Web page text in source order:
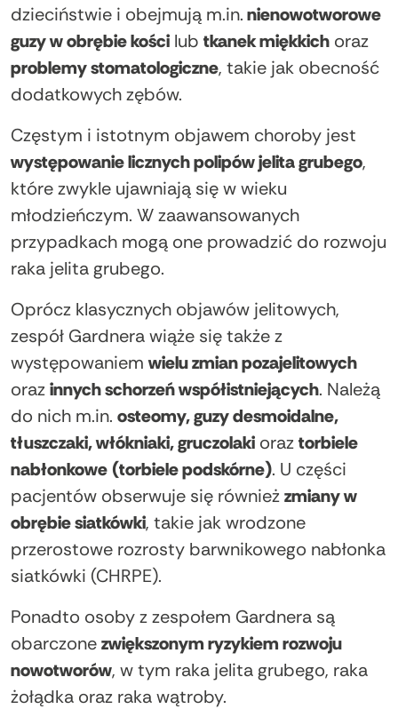
dzieciństwie i obejmują m.in.nienowotworowe
guzy w obrębie kości lub tkanek miękkich oraz
problemy stomatologiczne, takie jak obecność
dodatkowych zębów.
Częstym i istotnym objawem choroby jest
występowanie licznych polipów jelita grubego,
które zwykle ujawniają się w wieku
młodzieńczym. W zaawansowanych
przypadkach mogą one prowadzić do rozwoju
raka jelita grubego.
Oprócz klasycznych objawów jelitowych,
zespół Gardnera wiąże się także z
występowaniemwielu zmian pozajelitowych
orazinnych schorzeń współistniejących. Należą
do nich m.in. osteomy, guzy desmoidalne,
tłuszczaki, włókniaki, gruczolaki oraztorbiele
nabłonkowe (torbiele podskórne). U części
pacjentów obserwuje się równieżzmiany w
obrębie siatkówki, takie jak wrodzone
przerostowe rozrosty barwnikowego nabłonka
siatkówki (CHRPE).
Ponadto osoby z zespołem Gardnera są
obarczonezwiększonym ryzykiem rozwoju
nowotworów, w tym raka jelita grubego, raka
żołądka oraz raka wątroby.